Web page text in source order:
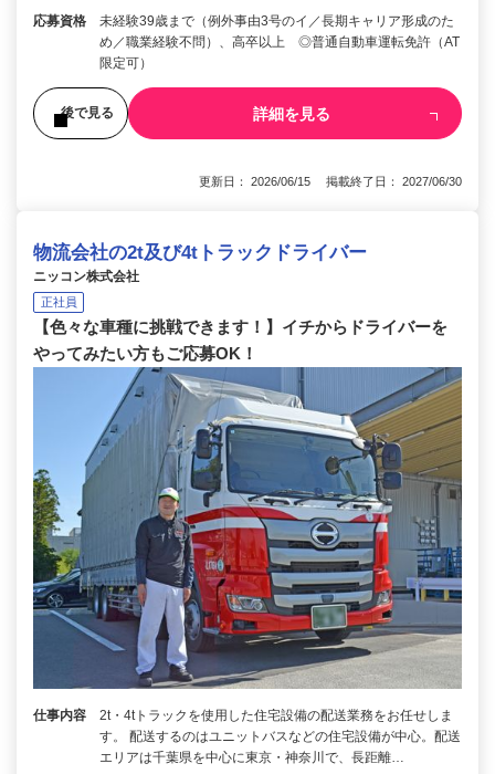
応募資格
未経験39歳まで（例外事由3号のイ／長期キャリア形成のた
め／職業経験不問）、高卒以上 ◎普通自動車運転免許（AT
限定可）
後で見る 詳細を見る
更新日： 2026/06/15 掲載終了日： 2027/06/30
物流会社の2t及び4tトラックドライバー
ニッコン株式会社
正社員
【色々な車種に挑戦できます！】イチからドライバーを
やってみたい方もご応募OK！
仕事内容
2t・4tトラックを使用した住宅設備の配送業務をお任せしま
す。 配送するのはユニットバスなどの住宅設備が中心。配送
エリアは千葉県を中心に東京・神奈川で、長距離…